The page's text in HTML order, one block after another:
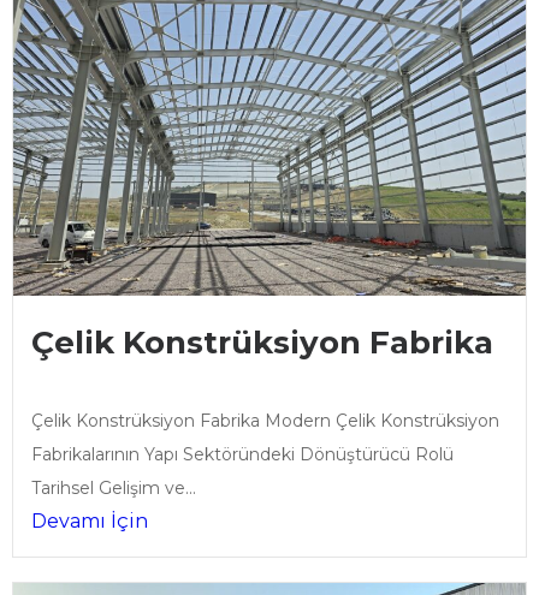
Çelik Konstrüksiyon Fabrika
Çelik Konstrüksiyon Fabrika Modern Çelik Konstrüksiyon
Fabrikalarının Yapı Sektöründeki Dönüştürücü Rolü
Tarihsel Gelişim ve...
Devamı İçin